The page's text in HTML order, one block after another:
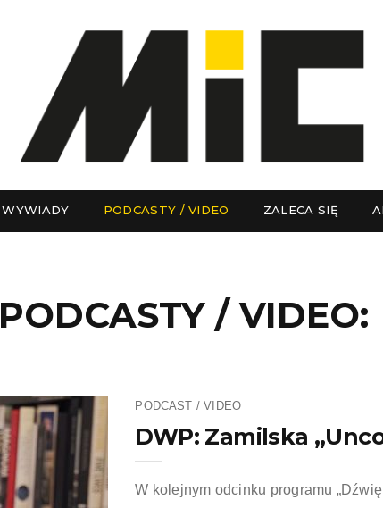
WYWIADY PODCASTY / VIDEO ZALECA SIĘ
PODCASTY / VIDEO:
PODCAST / VIDEO
DWP: Zamilska
W kolejnym odcinku programu